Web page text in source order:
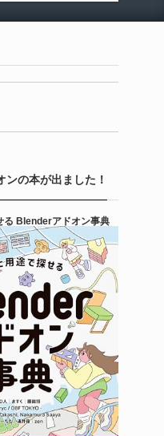
・MKV・M
ースされたようで
Engi...
氏
）」
ン「Material
テリアルやマテリ
化するためのツー
の本が出ました！
る Blenderアドオン事典